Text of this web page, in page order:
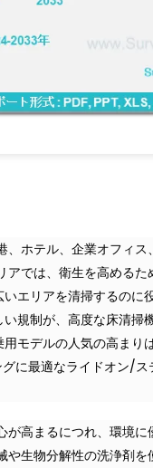
ホテル、企業オフィ
では、衛生を高める
エリアを清掃するのに
規制が、高度な床清掃
モデルの人気の高まり
に最適なライドオン/ス
が高まるにつれ、環境
生物分解性の洗浄剤